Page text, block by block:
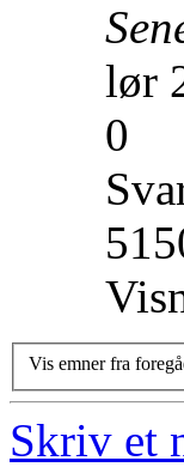
lør
0
Vis emner fra
Skriv et